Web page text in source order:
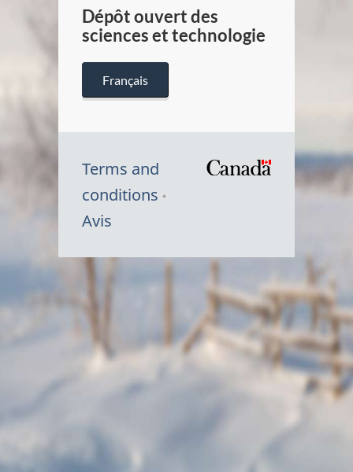
Dépôt ouvert des
sciences et technologie
Français
Terms and
conditions
Avis
Symbole
Canada